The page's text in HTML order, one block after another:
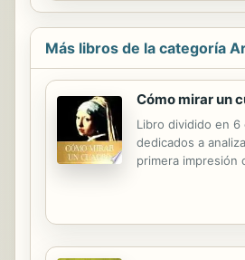
Más libros de la categoría
Cómo mirar un
Libro dividido en 6
dedicados a
primera impresión
lienzo, su
realidad, las
visible, o que no
apariencias. A